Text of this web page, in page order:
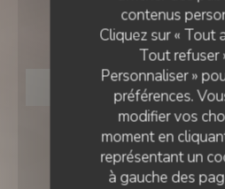
contenus
Cliquez sur « Tout
Tout refuser
Personnaliser »
préférences.
modifier vos
moment en
représentant un
à gauche des
La table du
RÉSERVER